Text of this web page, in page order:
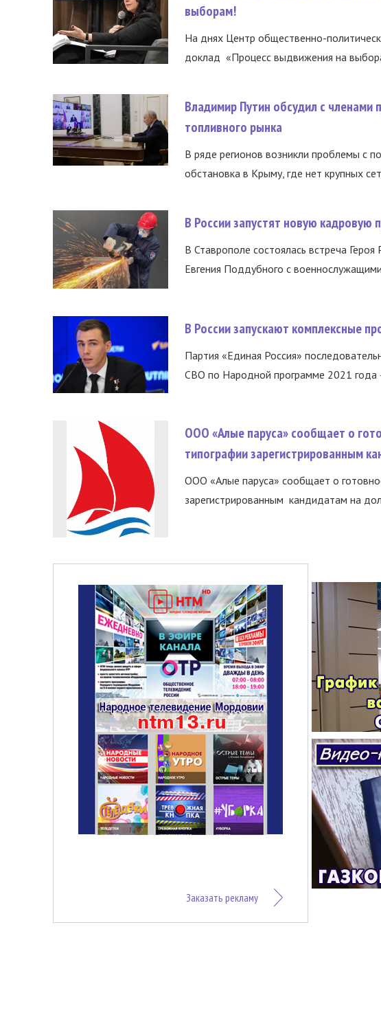
выборам!
На днях Центр общественно-
доклад «Процесс выдвижения на
Владимир Путин обсудил с членами
топливного рынка
В ряде регионов возникли проблемы с
обстановка в Крыму, где нет крупных
В России запустят новую кадровую
В Ставрополе состоялась встреча
Евгения Поддубного с
В России запускают комплексные
Партия «Единая Россия»
СВО по Народной программе 2021 года
ООО «Алые паруса» сообщает о
типографии зарегистрированным
ООО «Алые паруса» сообщает о
зарегистрированным кандидатам на
Заказать рекламу